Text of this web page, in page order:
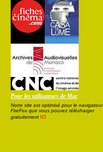
Pour les utilisateurs de Mac
Notre site est optimisé pour le navigateur
FireFox que vous pouvez télécharger
gratuitement ici